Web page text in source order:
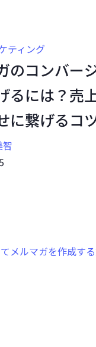
ティング
のコンバー
るには？売
に繋げるコ
智